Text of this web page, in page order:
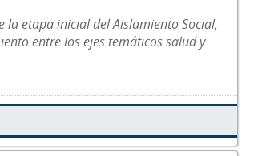
etapa inicial del Aislamiento Social,
entre los ejes temáticos salud y